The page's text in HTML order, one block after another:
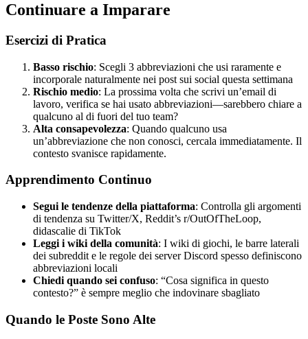
Continuare a Imparare
Esercizi di Pratica
Basso rischio: Scegli 3 abbreviazioni che usi raramente e
incorporale naturalmente nei post sui social questa settimana
Rischio medio: La prossima volta che scrivi un’email di
lavoro, verifica se hai usato abbreviazioni—sarebbero chiare a
qualcuno al di fuori del tuo team?
Alta consapevolezza: Quando qualcuno usa
un’abbreviazione che non conosci, cercala immediatamente. Il
contesto svanisce rapidamente.
Apprendimento Continuo
Segui le tendenze della piattaforma: Controlla gli argomenti
di tendenza su Twitter/X, Reddit’s r/OutOfTheLoop,
didascalie di TikTok
Leggi i wiki della comunità: I wiki di giochi, le barre laterali
dei subreddit e le regole dei server Discord spesso definiscono
abbreviazioni locali
Chiedi quando sei confuso: “Cosa significa in questo
contesto?” è sempre meglio che indovinare sbagliato
Quando le Poste Sono Alte